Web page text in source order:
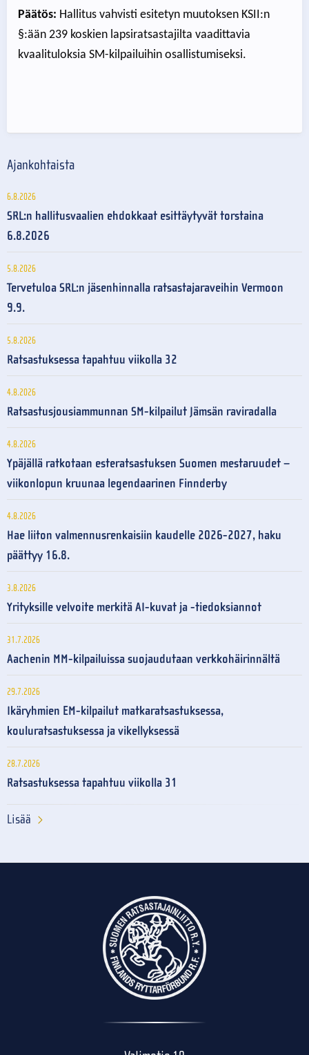
Päätös: Hallitus vahvisti esitetyn muutoksen KSII:n
§:ään 239 koskien lapsiratsastajilta vaadittavia
kvaalituloksia SM-kilpailuihin osallistumiseksi.
Ajankohtaista
6.8.2026
SRL:n hallitusvaalien ehdokkaat esittäytyvät torstaina
6.8.2026
5.8.2026
Tervetuloa SRL:n jäsenhinnalla ratsastajaraveihin Vermoon
9.9.
5.8.2026
Ratsastuksessa tapahtuu viikolla 32
4.8.2026
Ratsastusjousiammunnan SM-kilpailut Jämsän raviradalla
4.8.2026
Ypäjällä ratkotaan esteratsastuksen Suomen mestaruudet –
viikonlopun kruunaa legendaarinen Finnderby
4.8.2026
Hae liiton valmennusrenkaisiin kaudelle 2026-2027, haku
päättyy 16.8.
3.8.2026
Yrityksille velvoite merkitä AI-kuvat ja -tiedoksiannot
31.7.2026
Aachenin MM-kilpailuissa suojaudutaan verkkohäirinnältä
29.7.2026
Ikäryhmien EM-kilpailut matkaratsastuksessa,
kouluratsastuksessa ja vikellyksessä
28.7.2026
Ratsastuksessa tapahtuu viikolla 31
Lisää